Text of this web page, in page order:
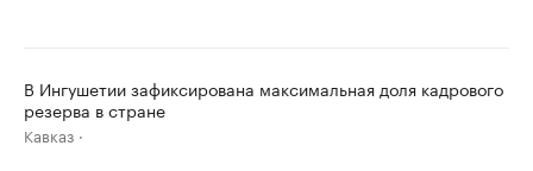
В Ингушетии зафиксирована максимальная доля кадрового
резерва в стране
Кавказ